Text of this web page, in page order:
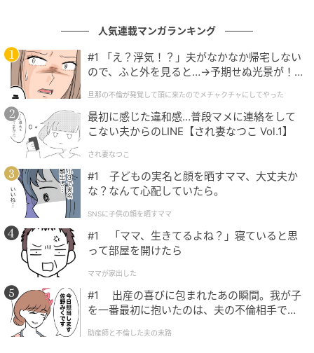
使いたい！
の記事をもっとみる
人気連載マンガランキング
#1 「え？浮気！？」夫がなかなか帰宅しない
ので、ふと外を見ると…→予期せぬ光景が！
クチャにしてやった
旦那の不倫が発覚して頭に来たのでメチャクチャにしてやった
最初に感じた違和感…普段マメに連絡をして
こない夫からのLINE【され妻なつこ Vol.1】
され妻なつこ
#1 子どもの実名と顔を晒すママ、大丈夫か
な？なんて心配していたら。
SNSに子供の顔を晒すママ
#1 「ママ、生きてるよね？」寝ていると思
って部屋を開けたら
ママが家出した
#1 出産の喜びに包まれたあの瞬間。我が子
を一番最初に抱いたのは、夫の不倫相手でし
助産師と不倫した夫の末路